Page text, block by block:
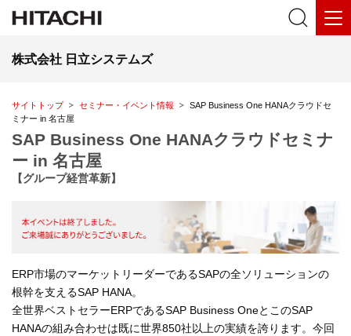
株式会社 日立システムズ
サイトトップ セミナー・イベント情報
SAP Business One HANAクラウドセ
ミナー in 名古屋
SAP Business One HANAクラウドセミナ
ー in 名古屋
【グループ経営革新】
ERP市場のマーケットリーダーであるSAPの全ソリューションの
根幹を支えるSAP HANA。
全世界ベストセラーERPであるSAP Business OneとこのSAP
HANAの組み合わせは既に世界850社以上の実績を誇ります。今回